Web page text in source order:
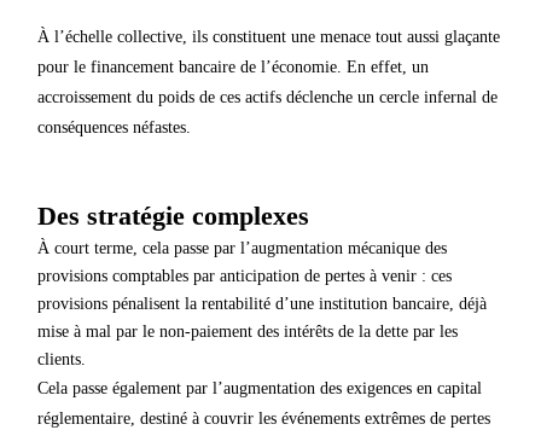
À l’échelle collective, ils constituent une menace tout aussi glaçante
pour le financement bancaire de l’économie. En effet, un
accroissement du poids de ces actifs déclenche un cercle infernal de
conséquences néfastes.
Des stratégie complexes
À court terme, cela passe par l’augmentation mécanique des
provisions comptables par anticipation de pertes à venir : ces
provisions pénalisent la rentabilité d’une institution bancaire, déjà
mise à mal par le non-paiement des intérêts de la dette par les
clients.
Cela passe également par l’augmentation des exigences en capital
réglementaire, destiné à couvrir les événements extrêmes de pertes